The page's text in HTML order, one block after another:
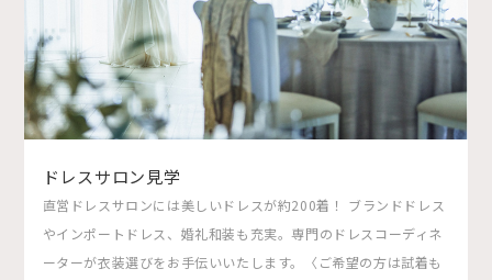
ドレスサロン見学
直営ドレスサロンには美しいドレスが約200着！ ブランドドレス
やインポートドレス、婚礼和装も充実。専門のドレスコーディネ
ーターが衣装選びをお手伝いいたします。〈ご希望の方は試着も